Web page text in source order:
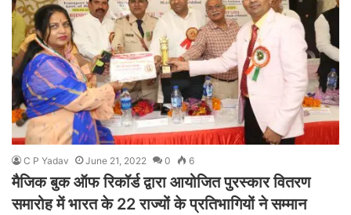
C P Yadav June 21, 2022 0 6
मैजिक बुक ऑफ रिकॉर्ड द्वारा आयोजित पुरस्कार वितरण
समारोह में भारत के 22 राज्यों के प्रतिभागियों ने सम्मान